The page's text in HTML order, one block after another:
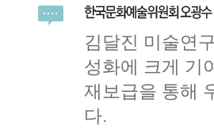
김달진 미술연
성화에 크게 기
재보급을 통해
다.